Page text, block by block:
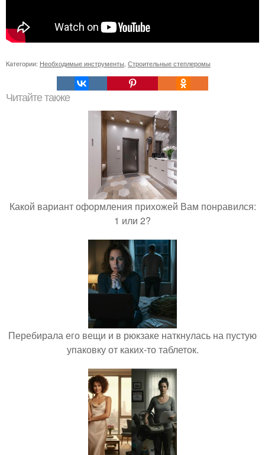
Категории: Необходимые инструменты, Строительные степлеромы
Читайте также
Какой вариант оформления прихожей Вам понравился:
1 или 2?
Перебирала его вещи и в рюкзаке наткнулась на пустую
упаковку от каких-то таблеток.